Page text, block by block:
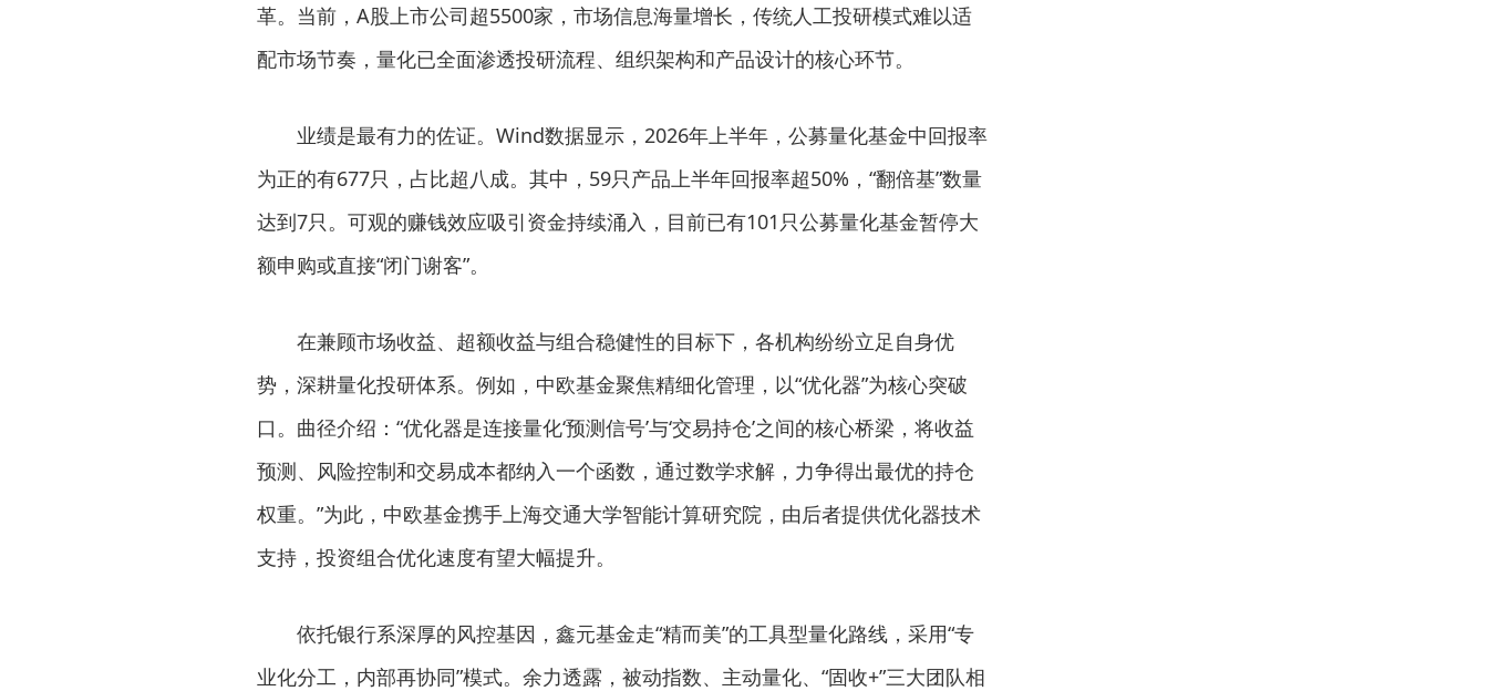
革。当前，A股上市公司超5500家，市场信息海量增长，传统人工投研模式难以适
配市场节奏，量化已全面渗透投研流程、组织架构和产品设计的核心环节。
业绩是最有力的佐证。Wind数据显示，2026年上半年，公募量化基金中回报率
为正的有677只，占比超八成。其中，59只产品上半年回报率超50%，“翻倍基”数量
达到7只。可观的赚钱效应吸引资金持续涌入，目前已有101只公募量化基金暂停大
额申购或直接“闭门谢客”。
在兼顾市场收益、超额收益与组合稳健性的目标下，各机构纷纷立足自身优
势，深耕量化投研体系。例如，中欧基金聚焦精细化管理，以“优化器”为核心突破
口。曲径介绍：“优化器是连接量化‘预测信号’与‘交易持仓’之间的核心桥梁，将收益
预测、风险控制和交易成本都纳入一个函数，通过数学求解，力争得出最优的持仓
权重。”为此，中欧基金携手上海交通大学智能计算研究院，由后者提供优化器技术
支持，投资组合优化速度有望大幅提升。
依托银行系深厚的风控基因，鑫元基金走“精而美”的工具型量化路线，采用“专
业化分工，内部再协同”模式。余力透露，被动指数、主动量化、“固收+”三大团队相